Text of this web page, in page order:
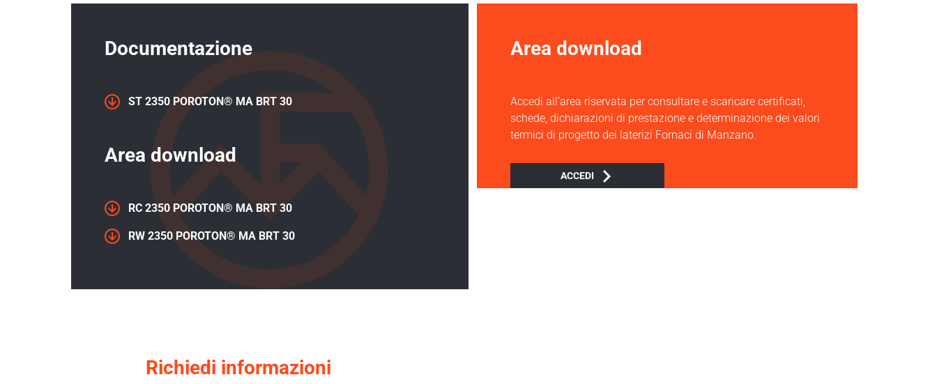
Documentazione
ST 2350 POROTON® MA BRT 30
Area download
RC 2350 POROTON® MA BRT 30
RW 2350 POROTON® MA BRT 30
Area download
Accedi all’area riservata per consultare e scaricare certificati,
schede, dichiarazioni di prestazione e determinazione dei valori
termici di progetto dei laterizi Fornaci di Manzano.
ACCEDI
Richiedi informazioni